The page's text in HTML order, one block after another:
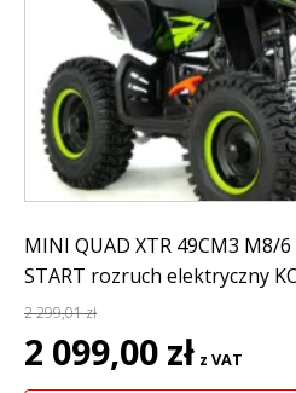
MINI QUAD XTR 49CM3 M8/
START rozruch elektryczny
2 299,01zł
Pierwotna
cena
2 099,00 zł cena
z VAT